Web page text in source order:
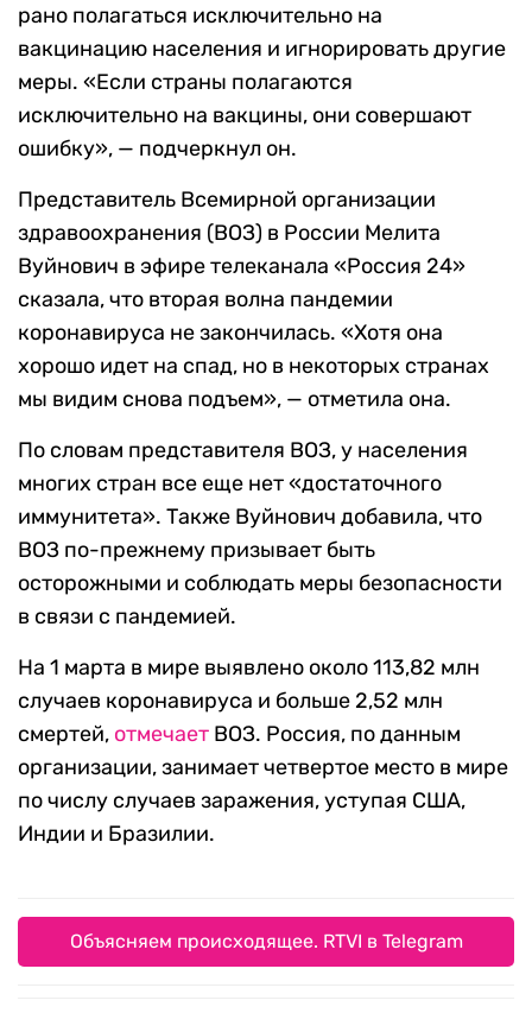
рано полагаться исключительно на
вакцинацию населения и игнорировать другие
меры. «Если страны полагаются
исключительно на вакцины, они совершают
ошибку», — подчеркнул он.
Представитель Всемирной организации
здравоохранения (ВОЗ) в России Мелита
Вуйнович в эфире телеканала «Россия 24»
сказала, что вторая волна пандемии
коронавируса не закончилась. «Хотя она
хорошо идет на спад, но в некоторых странах
мы видим снова подъем», — отметила она.
По словам представителя ВОЗ, у населения
многих стран все еще нет «достаточного
иммунитета». Также Вуйнович добавила, что
ВОЗ по-прежнему призывает быть
осторожными и соблюдать меры безопасности
в связи с пандемией.
На 1 марта в мире выявлено около 113,82 млн
случаев коронавируса и больше 2,52 млн
смертей, отмечает ВОЗ. Россия, по данным
организации, занимает четвертое место в мире
по числу случаев заражения, уступая США,
Индии и Бразилии.
Объясняем происходящее. RTVI в Telegram